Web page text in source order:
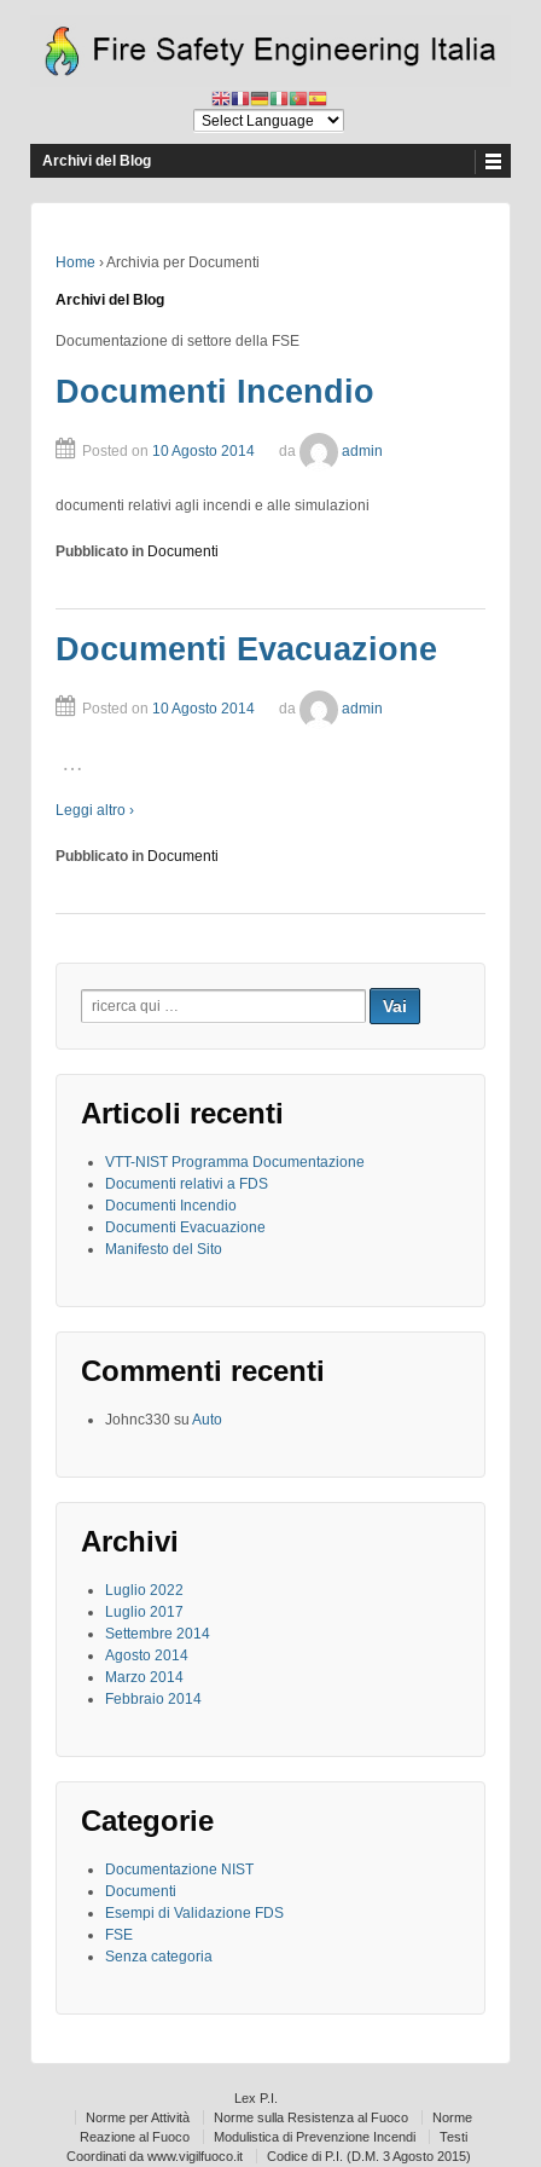
Archivi del Blog
Home ›Archivia per Documenti
Archivi del Blog
Documentazione di settore della FSE
Documenti Incendio
Posted on 10 Agosto 2014 da admin
documenti relativi agli incendi e alle simulazioni
Pubblicato in Documenti
Documenti Evacuazione
Posted on 10 Agosto 2014 da admin
…
Leggi altro ›
Pubblicato in Documenti
Search
for:
Articoli recenti
VTT-NIST Programma Documentazione
Documenti relativi a FDS
Documenti Incendio
Documenti Evacuazione
Manifesto del Sito
Commenti recenti
Johnc330 su Auto
Archivi
Luglio 2022
Luglio 2017
Settembre 2014
Agosto 2014
Marzo 2014
Febbraio 2014
Categorie
Documentazione NIST
Documenti
Esempi di Validazione FDS
FSE
Senza categoria
Lex P.I.
Norme per Attività
Norme sulla Resistenza al Fuoco
Norme
Reazione al Fuoco
Modulistica di Prevenzione Incendi
Testi
Coordinati da www.vigilfuoco.it
Codice di P.I. (D.M. 3 Agosto 2015)